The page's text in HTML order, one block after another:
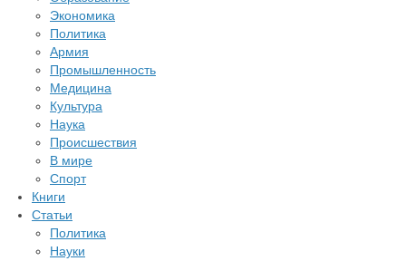
Экономика
Политика
Армия
Промышленность
Медицина
Культура
Наука
Происшествия
В мире
Спорт
Книги
Статьи
Политика
Науки